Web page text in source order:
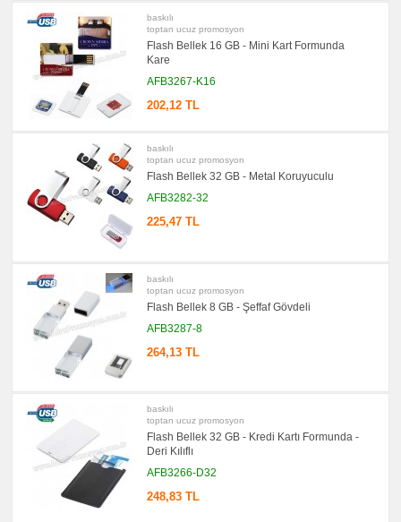
baskılı
toptan ucuz promosyon
Flash Bellek 16 GB - Mini Kart Formunda
Kare
AFB3267-K16
202,12 TL
baskılı
toptan ucuz promosyon
Flash Bellek 32 GB - Metal Koruyuculu
AFB3282-32
225,47 TL
baskılı
toptan ucuz promosyon
Flash Bellek 8 GB - Şeffaf Gövdeli
AFB3287-8
264,13 TL
baskılı
toptan ucuz promosyon
Flash Bellek 32 GB - Kredi Kartı Formunda -
Deri Kılıflı
AFB3266-D32
248,83 TL
Bilgisayar
Aksesuarları
promosyon
Diğer
Ürünler